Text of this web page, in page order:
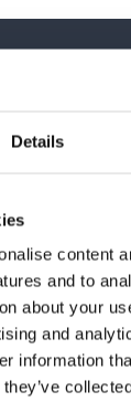
Details
content
and to
about your
and
information
kontakte
eller
Norge
Alle 53,
Oslo